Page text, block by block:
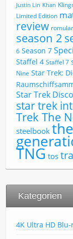
Justin Lin Khan
Limited Edition
review
season 2
6 Season 7
Staffel 4 Staffel 7
Nine Star Trek:
Star Trek
star trek
Trek The
steelbook
TNG tos
Kategorien
4K Ultra HD Blu-